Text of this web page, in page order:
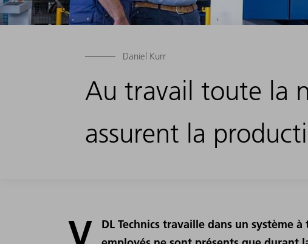
Daniel Kurr
Au travail toute la
assurent la
V
DL Technics travaille dans un système